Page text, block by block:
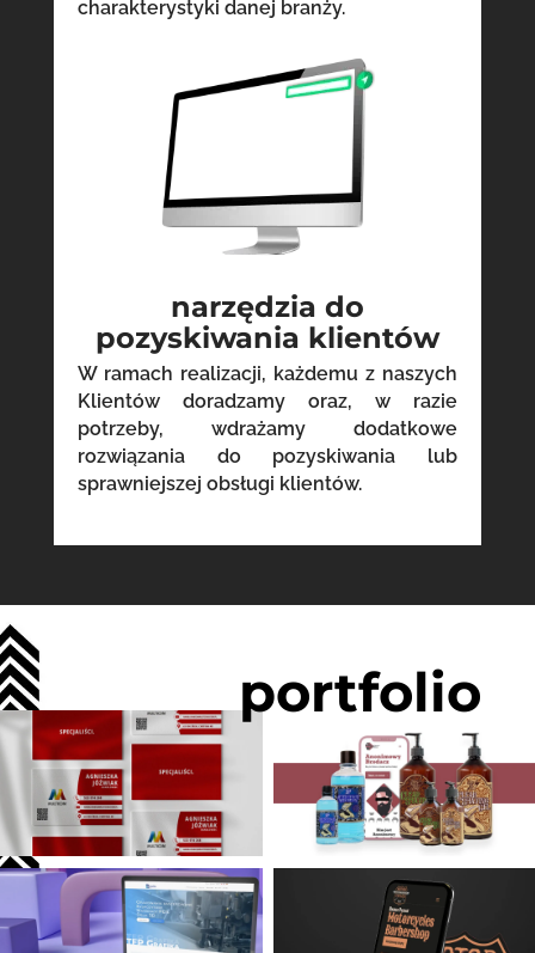
charakterystyki danej branży.
narzędzia do
pozyskiwania klientów
W ramach realizacji, każdemu z naszych
Klientów doradzamy oraz, w razie
potrzeby, wdrażamy dodatkowe
rozwiązania do pozyskiwania lub
sprawniejszej obsługi klientów.
portfolio